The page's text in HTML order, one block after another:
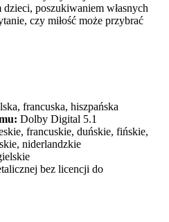
poszukiwaniem własnych
czy miłość może przybrać
francuska, hiszpańska
Dolby Digital 5.1
francuskie, duńskie, fińskie,
niderlandzkie
bez licencji do